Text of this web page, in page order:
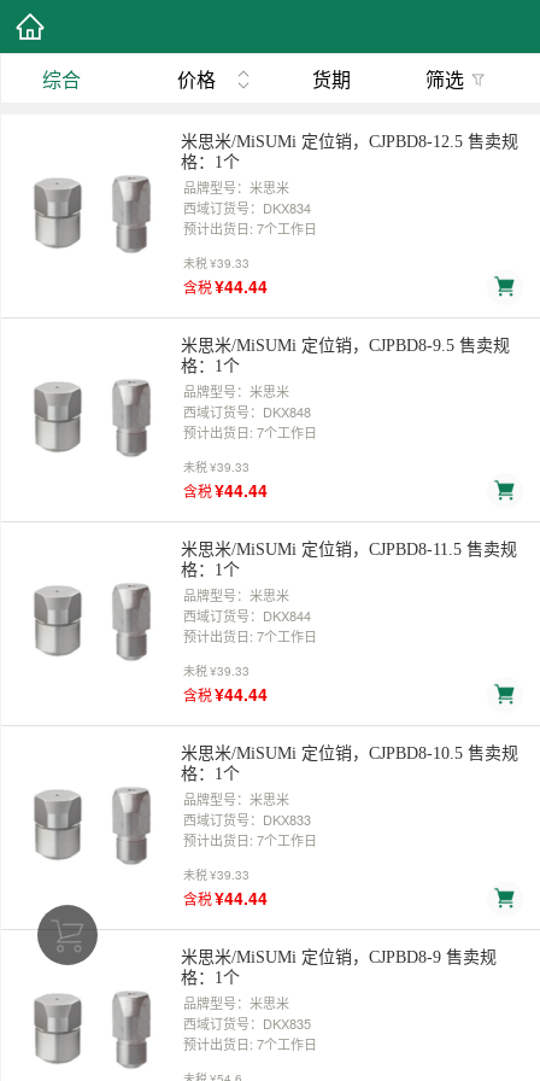
综合 价格 货期 筛选
米思米/MiSUMi 定位销，CJPBD8-12.5 售卖规
格：1个
品牌型号：米思米
西域订货号：DKX834
预计出货日: 7个工作日
未税¥39.33
含税¥44.44
米思米/MiSUMi 定位销，CJPBD8-9.5 售卖规
格：1个
品牌型号：米思米
西域订货号：DKX848
预计出货日: 7个工作日
未税¥39.33
含税¥44.44
米思米/MiSUMi 定位销，CJPBD8-11.5 售卖规
格：1个
品牌型号：米思米
西域订货号：DKX844
预计出货日: 7个工作日
未税¥39.33
含税¥44.44
米思米/MiSUMi 定位销，CJPBD8-10.5 售卖规
格：1个
品牌型号：米思米
西域订货号：DKX833
预计出货日: 7个工作日
未税¥39.33
含税¥44.44
米思米/MiSUMi 定位销，CJPBD8-9 售卖规
格：1个
品牌型号：米思米
西域订货号：DKX835
预计出货日: 7个工作日